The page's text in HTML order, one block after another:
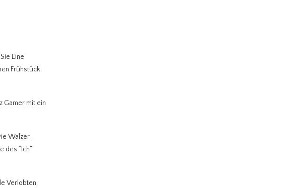
Eine
Frühstück
Gamer mit ein
Walzer,
des “Ich”
Verlobten,